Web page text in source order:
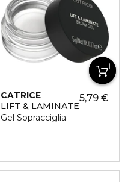
CATRICE
LIFT & LAMINATE
Gel Sopracciglia
5,79 €